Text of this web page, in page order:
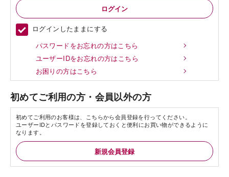
ログインしたままにする
パスワードをお忘れの方はこちら
ユーザーIDをお忘れの方はこちら
お困りの方はこちら
初めてご利用の方・会員以外の方
初めてご利用のお客様は、こちらから会員登録を行ってください。
ユーザーIDとパスワードを登録しておくと便利にお買い物ができるように
なります。